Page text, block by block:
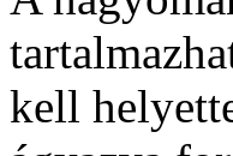
kell